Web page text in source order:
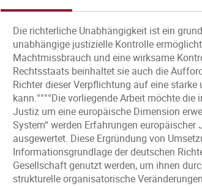
Die richterliche Unabhängigkeit ist ein
unabhängige justizielle Kontrolle
Machtmissbrauch und eine wirksame
Rechtsstaats beinhaltet sie auch die
Richter dieser Verpflichtung auf eine
kann.°°°°Die vorliegende Arbeit möchte
Justiz um eine europäische Dimension
System“ werden Erfahrungen
ausgewertet. Diese Ergründung von
Informationsgrundlage der deutschen
Gesellschaft genutzt werden, um ihnen
strukturelle organisatorische